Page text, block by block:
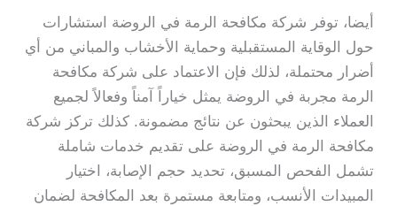
أيضا، توفر شركة مكافحة الرمة في الروضة استشارات
حول الوقاية المستقبلية وحماية الأخشاب والمباني من أي
أضرار محتملة، لذلك فإن الاعتماد على شركة مكافحة
الرمة مجربة في الروضة يمثل خياراً آمناً وفعالاً لجميع
العملاء الذين يبحثون عن نتائج مضمونة. كذلك تركز شركة
مكافحة الرمة في الروضة على تقديم خدمات شاملة
تشمل الفحص المسبق، تحديد حجم الإصابة، اختيار
المبيدات الأنسب، ومتابعة مستمرة بعد المكافحة لضمان